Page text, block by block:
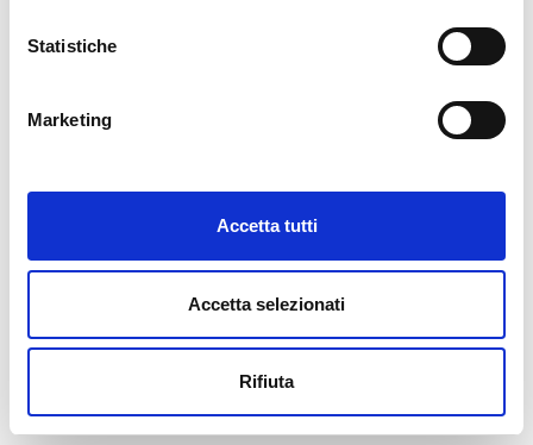
Statistiche
Marketing
Accetta tutti
Accetta selezionati
Rifiuta